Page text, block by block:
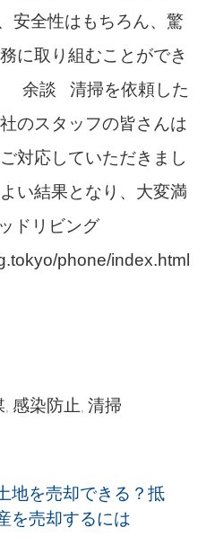
安全性はもちろん、驚
に取り組むことができ
余談
清掃を依頼した
のスタッフの皆さんは
対応していただきまし
い結果となり、大変満
ドリビング
phone/index.html
感染防止 清掃
地を売却できる？抵
を売却するには